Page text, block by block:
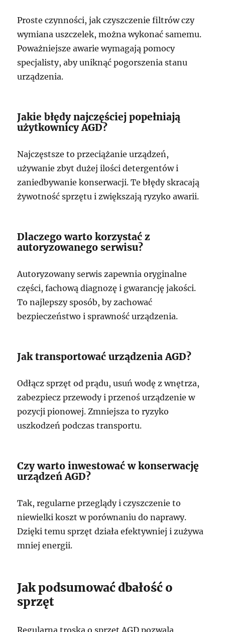
Proste czynności, jak czyszczenie filtrów czy
wymiana uszczelek, można wykonać samemu.
Poważniejsze awarie wymagają pomocy
specjalisty, aby uniknąć pogorszenia stanu
urządzenia.
Jakie błędy najczęściej popełniają
użytkownicy AGD?
Najczęstsze to przeciążanie urządzeń,
używanie zbyt dużej ilości detergentów i
zaniedbywanie konserwacji. Te błędy skracają
żywotność sprzętu i zwiększają ryzyko awarii.
Dlaczego warto korzystać z
autoryzowanego serwisu?
Autoryzowany serwis zapewnia oryginalne
części, fachową diagnozę i gwarancję jakości.
To najlepszy sposób, by zachować
bezpieczeństwo i sprawność urządzenia.
Jak transportować urządzenia AGD?
Odłącz sprzęt od prądu, usuń wodę z wnętrza,
zabezpiecz przewody i przenoś urządzenie w
pozycji pionowej. Zmniejsza to ryzyko
uszkodzeń podczas transportu.
Czy warto inwestować w konserwację
urządzeń AGD?
Tak, regularne przeglądy i czyszczenie to
niewielki koszt w porównaniu do naprawy.
Dzięki temu sprzęt działa efektywniej i zużywa
mniej energii.
Jak podsumować dbałość o
sprzęt
Regularna troska o sprzęt AGD pozwala